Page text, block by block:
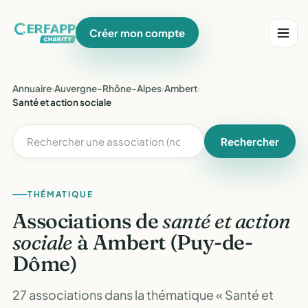
Créer mon compte
Annuaire›Auvergne-Rhône-Alpes›Ambert›
Santé et action sociale
Rechercher
THÉMATIQUE
Associations desanté et action
sociale à Ambert (Puy-de-
Dôme)
27 associations dans la thématique « Santé et